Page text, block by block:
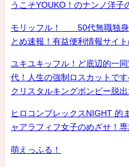
うこそYOUKO！のナンノ洋子
モリッフル！ 50代無職独身
とめ速報！有益便利情報サイ
ユキユキッフル！ど底辺的一
代！人生の強制ロスカットで
クリスタルキングボンビー脱
ヒロコンプレックスNIGHT 的
ャアラフィフ女子のめざせ！
萌えっふる！